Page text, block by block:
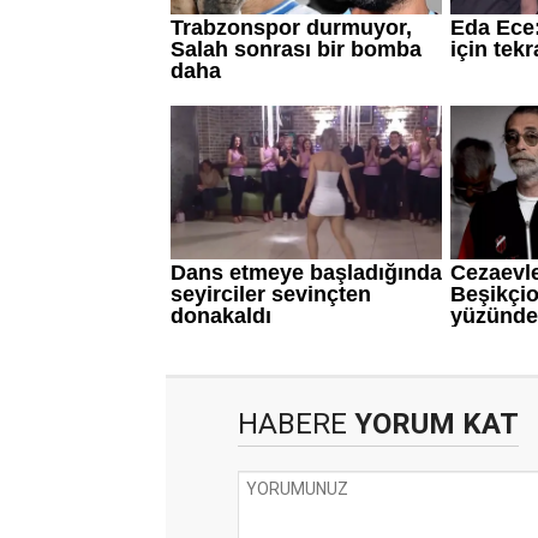
HABERE YORUM KAT